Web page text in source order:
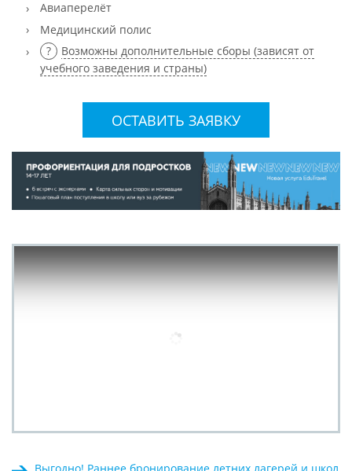
Авиаперелёт
Медицинский полис
Возможны дополнительные сборы (зависят от
учебного заведения и страны)
ОСТАВИТЬ ЗАЯВКУ
Выгодно! Раннее бронирование летних лагерей и школ